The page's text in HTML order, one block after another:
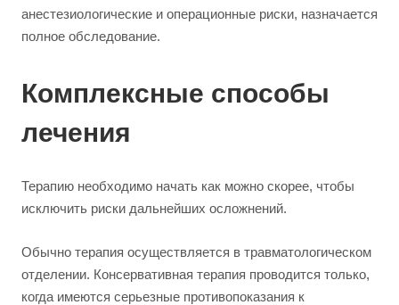
анестезиологические и операционные риски, назначается
полное обследование.
Комплексные способы
лечения
Терапию необходимо начать как можно скорее, чтобы
исключить риски дальнейших осложнений.
Обычно терапия осуществляется в травматологическом
отделении. Консервативная терапия проводится только,
когда имеются серьезные противопоказания к